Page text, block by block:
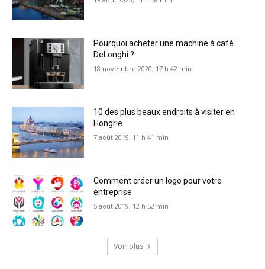
Pourquoi acheter une machine à café
DeLonghi ?
18 novembre 2020, 17 h 42 min
10 des plus beaux endroits à visiter en
Hongrie
7 août 2019, 11 h 41 min
Comment créer un logo pour votre
entreprise
5 août 2019, 12 h 52 min
Voir plus